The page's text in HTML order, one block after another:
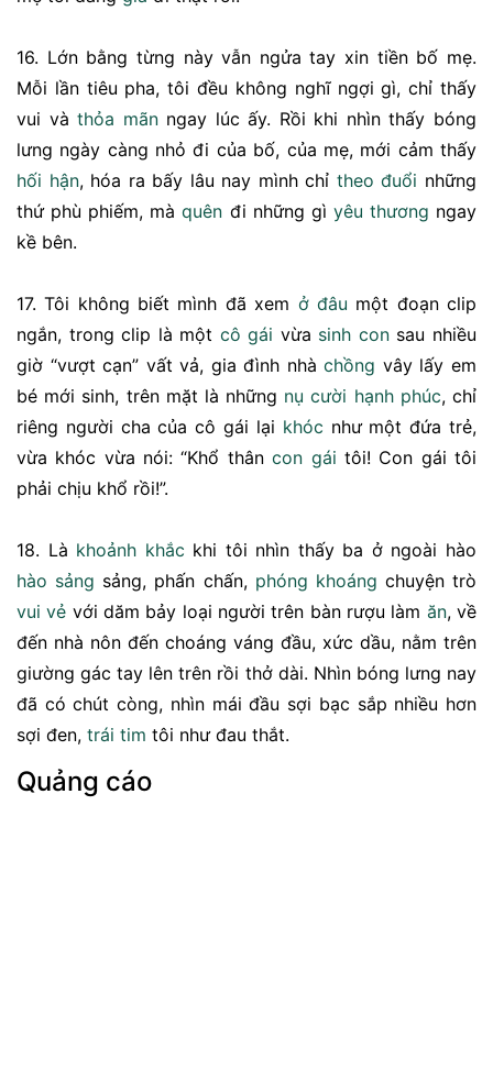
16. Lớn bằng từng này vẫn ngửa tay xin tiền bố mẹ.
Mỗi lần tiêu pha, tôi đều không nghĩ ngợi gì, chỉ thấy
vui vàthỏa mãnngay lúc ấy. Rồi khi nhìn thấy bóng
lưng ngày càng nhỏ đi của bố, của mẹ, mới cảm thấy
hối hận, hóa ra bấy lâu nay mình chỉ theo đuổi những
thứ phù phiếm, màquên đi những gì yêu thương ngay
kề bên.
17. Tôi không biết mình đã xem ở đâu một đoạn clip
ngắn, trong clip là một cô gái vừa sinh consau nhiều
giờ “vượt cạn” vất vả, gia đình nhàchồng vây lấy em
bé mới sinh, trên mặt là những nụ cười hạnh phúc, chỉ
riêng người cha của cô gái lại khóc như một đứa trẻ,
vừa khóc vừa nói: “Khổ thâncon gái tôi! Con gái tôi
phải chịu khổ rồi!”.
18. Là khoảnh khắc khi tôi nhìn thấy ba ở ngoài hào
hào sảng sảng, phấn chấn, phóng khoáng chuyện trò
vui vẻ với dăm bảy loại người trên bàn rượu làm ăn, về
đến nhà nôn đến choáng váng đầu, xức dầu, nằm trên
giường gác tay lên trên rồi thở dài. Nhìn bóng lưng nay
đã có chút còng, nhìn mái đầu sợi bạc sắp nhiều hơn
sợi đen, trái tim tôi như đau thắt.
Quảng cáo